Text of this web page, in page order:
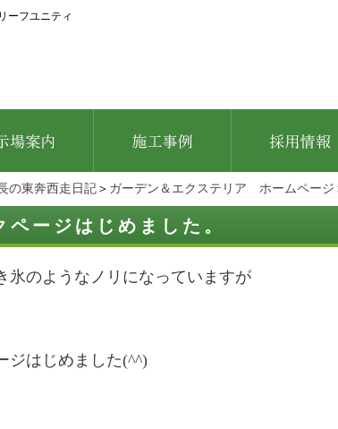
ーフユニティ
の東奔西走日記 ＞ ガーデン＆エクステリア ホームページ
ページはじめました。
氷のようなノリになっていますが
ジはじめました(^^)